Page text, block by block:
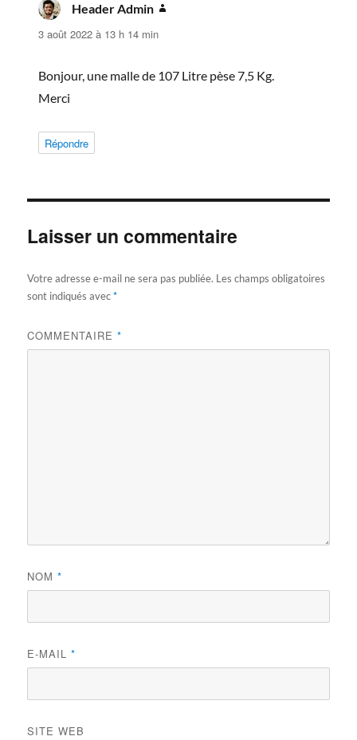
Header Admin
3 août 2022 à 13 h 14 min
Bonjour, une malle de 107 Litre pèse 7,5 Kg.
Merci
Répondre
Laisser un commentaire
Votre adresse e-mail ne sera pas publiée. Les champs obligatoires
sont indiqués avec*
COMMENTAIRE*
NOM*
E-MAIL*
SITE WEB